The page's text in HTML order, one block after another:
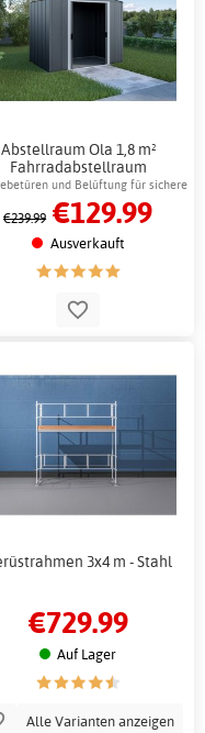
Abstellraum Ola 1,8 m²
Fahrradabstellraum
Außenlager für Blech
und Belüftung für sichere
Aufbewahrung
€239.99 €129.99
Ausverkauft
3x4 m - Stahl
€729.99
Auf Lager
Alle Varianten anzeigen